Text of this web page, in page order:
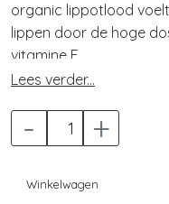
organic lippotlood
lippen door de hoge
vitamine E.
Lees verder...
- +
Winkelwagen